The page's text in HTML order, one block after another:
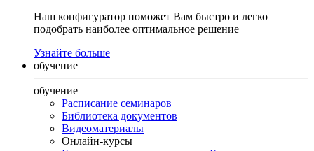
Наш конфигуратор поможет Вам быстро и легко
подобрать наиболее оптимальное решение
Узнайте больше
обучение
обучение
Расписание семинаров
Библиотека документов
Видеоматериалы
Онлайн-курсы